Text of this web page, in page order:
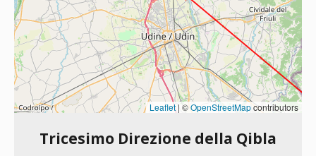
Leaflet | ©OpenStreetMapcontributors
Tricesimo Direzione della Qibla